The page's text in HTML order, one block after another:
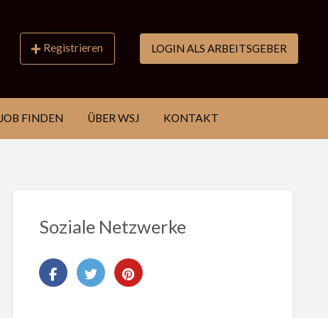
Registrieren LOGIN ALS ARBEITSGEBER
JOB FINDEN ÜBER WSJ KONTAKT
Soziale Netzwerke